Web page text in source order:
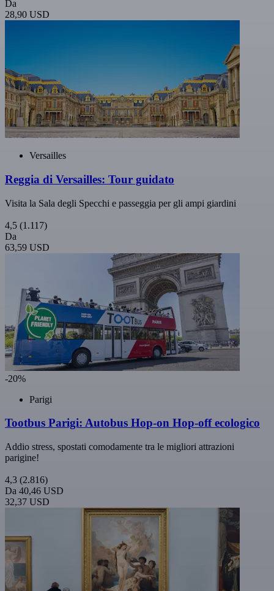
Da
28,90 USD
Versailles
Reggia di Versailles: Tour guidato
Visita la Sala degli Specchi e passeggia per gli ampi giardini
4,5 (1.117)
Da
63,59 USD
-20%
Parigi
Tootbus Parigi: Autobus Hop-on Hop-off ecologico
Addio stress, spostati comodamente tra le migliori attrazioni
parigine!
4,3 (2.816)
Da 40,46 USD
32,37 USD